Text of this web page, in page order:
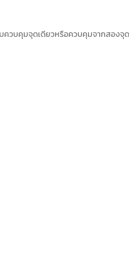
บควบคุมจุดเดียวหรือควบคุมจากสองจุ